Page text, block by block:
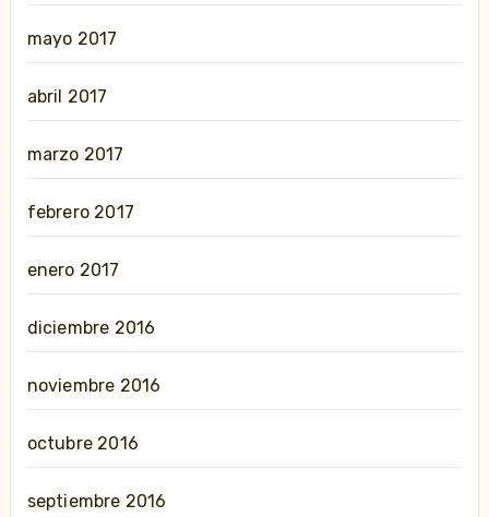
mayo 2017
abril 2017
marzo 2017
febrero 2017
enero 2017
diciembre 2016
noviembre 2016
octubre 2016
septiembre 2016